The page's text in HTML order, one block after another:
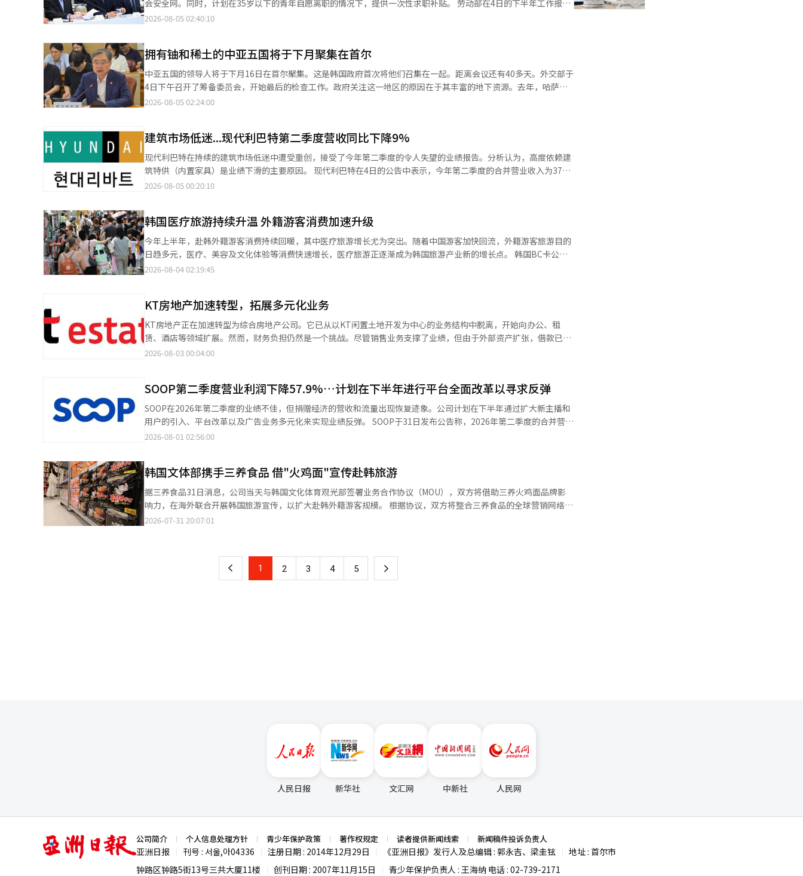
性的词汇进入校园后，它们的政治含义正在被不断淡化，而娱乐属性却不断增强。 不少韩国学生坦言，他们使用这些
词并非出于明确的政治立场，也没有意识到其背后的歧视含义，只是因为“网上都这么说”“玩梗而已”。 也正因如
默和网络文化，逐渐演变为一种日常交流方式。 心理学研究普遍认为，青少年时期正是价值观和社会认知形成的关键
阶段。当带有攻击性的表达长期以“玩梗”“搞笑”“跟风”的形式不断重复时，个体对其中歧视、偏见甚至暴力意
味的敏感度会逐渐下降，最终形成稳定的语言习惯。 对于教师而言，这也是最令人担忧的地方。多位韩国教师表示，
如今连小学低年级学生也开始频繁使用这些网络词汇，而小学阶段形成的语言习惯，很可能一直延续到中学乃至成
年。当学生从未真正理解这些表达为何具有伤害性时，今后即使教师试图纠正，也往往收效有限。 这些仇恨表达究竟
和网络梗，而算法推荐机制又进一步放大了这些内容的传播范围。 对于尚未形成成熟判断能力的未成年人而言，他们
往往难以区分政治讽刺、网络亚文化和恶意攻击之间的界限，而更容易将这些表达视为网络流行文化的一部分进行模
仿和复制。 一项针对教师开展的调查显示，在影响学生使用歧视和仇恨表达的因素中，“网络社区影响”位居首位，
其后依次为同伴影响、媒体传播以及社会环境。这意味着，互联网已经不仅是信息传播平台，更成为青少年语言习惯
和价值观形成的重要场域。 这并非韩国独有的现象。近年来，美国、英国等国家同样发现，TikTok、YouTube、
Meme（网络梗）等形式，以娱乐包装的方式进入青少年的日常生活。 面对这一趋势，韩国教育界普遍认为，学校正
在陷入一种新的治理困境。 不少教师坦言，即便发现学生使用歧视性词汇，也很难开展有效教育。一方面，学生普遍
以“只是开玩笑”“没有恶意”为理由回应；另一方面，涉及历史、政治和社会议题的课堂讨论，又容易引发家长投
诉甚至政治争议，不少教师因此倾向于回避敏感话题。 韩国教师团体公布的调查显示，超过七成教师表示，在面对学
生极端言论时感到“难以有效应对”。这种“知道有问题，却不知道该怎么管”的无力感，令学校在网络文化面前越
历史教育以及媒体素养教育，提高青少年辨别信息、理解公共议题和尊重多元价值的能力。 尽管路径不同，但韩国社
会已经形成一个越来越清晰的共识：校园里的仇恨表达，并不是学校单独能够解决的问题。 近年来，韩国社会长期存
在政治极化、地区矛盾、性别对立以及网络社区情绪化表达不断升级等现象。成年人世界里的对立情绪，正通过互联
网持续向年轻一代扩散。当公共舆论越来越依赖标签化表达和情绪化叙事，青少年也更容易将这种沟通方式带入现实
卷校园。简单封禁某几个词汇，并不能阻止新的网络梗不断出现。真正有效的治理路径，应是提升青少年的媒体素
间的边界。如何在保障表达自由的同时遏制仇恨传播，如何帮助青少年建立独立思考和理性表达能力，将成为韩国教
育乃至整个社会必须面对的一项长期课题。
剧、舞蹈、音乐、传统艺术、多元艺术和文化一般共8个领域。申请者最多可选择两个领域进行申请。候选人将经过
行政审核、按类别审查及艺术家权利侵害情况确认等程序，于10月最终委任。现任候选人因任期结束也需重新申请。
计划改善资格标准，不仅关注经验的时间，还将考虑活动的质量和现场影响力，以广泛扩大审议委员候选人群体。”
※ 本报道经人工智能（AI）系统翻译与编辑。
会安全网。同时，计划在35岁以下的青年自愿离职的情况下，提供一次性求职补贴。 劳动部在4日的下半年工作报告
中，提出了保护劳务提供者、扩大青年和中老年就业、减少工业事故和工资拖欠等核心任务。 劳动部门将于12月前
骚扰救济、假期和福利支持、职业培训和职业管理、解决退休金盲区等问题。 关于劳动者权利的基本法和劳动者推定
制度将作为12月的打包立法推进。计划将目前95万名的就业保险参保艺术家和劳务提供者增加至160万，并将“多元
保障”支持范围从就业保险扩展至工伤和健康保险费。针对特殊劳动者和自由职业者的育儿津贴也计划于明年6月推
出。 青年就业对策也将大力推进。6月的青年就业人数较去年减少了19万7000人，青年就业率连续26个月下降至
43.9%。 劳动部计划在12月修订就业保险法，使35岁以下的青年在一定工作期限后自愿离职时能够获得一次性求职
化的支付标准。 还将新设“K-青年保障”，为首次就业的青年提供职业探索、工作经验、职业培训和就业对接等支
持，建立专门的青年支持体系。 从明年开始，公共部门将扩大2万人，民间部门将扩大4万5000人的工作经验，同时
加强大企业直接运营的K-新政学院。为防止学院毕业生等再次陷入政策盲区，将建立“游乐场”（暂定名），提供咨
询、同龄人社区、政府支持企业的招聘和创业对接。 在工业安全领域，将对过去10年中发生相同类型事故的183家企
业进行密切管理。如果这些企业再次发生重大事故，将实施类似特别监督的高强度监管。 劳动者的工作中止权也将得
并推动修订工业安全卫生法，使劳动者能够向雇主要求工作中止。 从明年1月起，工资分开支付制度将从现有的公共
建筑业扩展到民间建筑和造船业。此举旨在单独支付和确认承包金额中与工资相关的费用，以防止对分包劳动者的工
资拖欠。 金英勋劳动部长表示：“将重点推进包括处于保护盲区的劳务提供者在内的所有劳动者的保护基础设施建
设。”※ 本报道经人工智能（AI）系统翻译与编辑。
2026-08-05 02:40:10
拥有铀和稀土的中亚五国将于下月聚集在首尔
中亚五国的领导人将于下月16日在首尔聚集。这是韩国政府首次将他们召集在一起。距离会议还有40多天。外交部于
4日下午召开了筹备委员会，开始最后的检查工作。政府关注这一地区的原因在于其丰富的地下资源。去年，哈萨克
斯坦开采的铀达25839吨，占全球产量的40%。自2009年以来，该国一直保持全球铀生产的第一位，全球铀资源的
铬的第十大来源国。同时，韩国还从该国进口钒和镍。赵贤外交部部长在当天的会议上表示：“在俄乌战争和中东局
势不稳的背景下，国际秩序和能源供应链的不确定性加剧，中亚作为能源关键矿物的富集地，其战略价值愈加凸显，
因此此次峰会对我们来说非常重要。”她还明确表达了希望：“我们将加强供应链通关监管合作，扩大贸易和投资，
并在能源关键矿物基础设施领域促进互利的实质合作。”外交部希望在9月的会议上取得五项成果，其中之一是资源
合作。其他成果包括峰会的常态化、争取中亚国家对朝鲜半岛问题的支持、在反恐、跨国犯罪、毒品和网络威胁应对
较长的阐述。她表示：“特别是希望支持在中亚约32万的朝鲜人侨民社区，发挥其作为两地桥梁的作用，并在2027
年朝鲜人中亚定居90周年之际，推动重新审视侨民社区的历史贡献。”朝鲜人是19世纪末从滨海边疆区迁移的朝鲜人
的后裔。1937年，斯大林政权将他们装上货运列车，送往哈萨克斯坦和乌兹别克斯坦。在几周内，约17万2000人被
强制迁移，许多人在迁移途中和第一冬季中去世。2027年将是这一事件发生90周年。这些后裔如今在该地区形成了
最大的韩侨社区。这也是外交部将朝鲜人视为外交资产的原因。赵部长表示，还将增加教育、文化、韩语推广、留学
美国、中国、日本、俄罗斯和欧盟等国家进行了高层会晤。赵部长指出：“中亚国家自2018年起就开始定期举行区域
峰会，并与美国、中国、日本、俄罗斯和欧盟等主要国家进行了峰会。此次，我国政府也将以务实外交和外交多元化
为基调，通过此次峰会继承和发展新北方政策，并与中亚建立新的战略伙伴关系。”新北方政策是文在寅政府提出
的，强调与俄罗斯、中亚和蒙古的经济合作必要性。赵部长表示将保留这一名称，并将其与李在明政府的外交多元化
基调结合起来。韩国与中亚国家之间的交流由来已久。韩·中亚合作论坛自2007年起每年举行外交部长级会议。赵部
实际上是为即将于9月16日举行的峰会做最后的准备，剩下的问题将继续在实务层面上挖掘和解决。” 李在明总统在
就任后与五国领导人进行了通话，亲自说明了峰会构想并发出了邀请。去年12月，五国领导人均确认参加。预计将有
600人的代表团，包括各国部长、企业家和记者团前来。自2月第一次筹备委员会会议以来，副部长级高层会议已在首
尔、乌兹别克斯坦和哈萨克斯坦举行了三次。与各国的经济共同委员会、政策协商会和领事协商会也在进行中。民间
咨询委员会为各领域提供了专业支持。仍有待完成的工作。成果项目的协商仍在进行中。 赵部长表示：“各部门应关
2026-08-05 02:24:00
建筑市场低迷...现代利巴特第二季度营收同比下降9%
现代利巴特在持续的建筑市场低迷中遭受重创，接受了今年第二季度的令人失望的业绩报告。分析认为，高度依赖建
筑特供（内置家具）是业绩下滑的主要原因。 现代利巴特在4日的公告中表示，今年第二季度的合并营业收入为3731
亿3300万韩元，同比下降9.0%。同期营业利润为55亿5900万韩元，同比上升9.4%。同期净利润为37亿5400万韩
较于竞争对手，其新建公寓内置家具等“建筑特供”的比例相对较高，这被分析为导致此次业绩下滑幅度加大的原
因。由于建筑公司的公寓供应量急剧减少，B2B（企业间交易）部门的业绩受到较大影响。 现代利巴特表示，将加快
体质改善和业务多元化的步伐。公司计划持续推进以盈利为中心的高效管理，增强内在实力，同时积极参与新住宅整
治项目和B2B新项目的招标，以为营收反弹奠定基础。 现代利巴特相关人士表示：“建筑市场的低迷导致内置家具供
应量减少，从而导致营收下降”，同时表示：“但我们将继续推进高效管理，如有效的成本控制，以维护盈利能
2026-08-05 00:20:10
韩国医疗旅游持续升温 外籍游客消费加速升级
今年上半年，赴韩外籍游客消费持续回暖，其中医疗旅游增长尤为突出。随着中国游客加快回流，外籍游客旅游目的
日趋多元，医疗、美容及文化体验等消费快速增长，医疗旅游正逐渐成为韩国旅游产业新的增长点。 韩国BC卡公司3
日发布的数据显示，今年上半年，赴韩外籍游客银行卡消费金额同比增长53.6%，交易笔数增长40.3%。此次统计基
坡、日本、中国台湾地区和美国等主要客源市场；消费金额同比增长82.7%，增幅位居主要客源市场前列。 与此同
时，外籍游客消费版图正由首尔向地方旅游城市延伸。数据显示，釜山和济州地区银行卡交易笔数分别同比增长
57.9%和63.7%。首尔市内消费也更加分散，按交易笔数计算，中区占比较去年下降2.9个百分点，江南区则上升2.7
个百分点；按消费金额计算，明洞仍是外籍游客消费规模最大的商圈。 从消费结构来看，外籍游客正由传统购物向医
疗、文化体验等高附加值消费转变。今年上半年，医疗行业交易笔数同比增长75.3%，体验及休闲娱乐消费增长
费金额同比增长98%，增幅位居各行业首位；首尔医疗消费金额同比增长91.8%，高于釜山、仁川、京畿道和济州等
地区，全国92.8%的外籍游客医疗消费集中在首尔，首尔作为医疗旅游核心目的地的优势进一步巩固。 值得关注的
是，外籍游客医疗消费需求正从整形手术转向皮肤美容和健康管理。数据显示，皮肤美容消费金额同比增长
109.8%，韩医医疗增长193.1%，药店消费金额更同比激增1176.9%。近三年来，皮肤美容消费占医疗消费总额的比
重由32.6%提升至67.5%，整形外科占比则由46.2%降至21.3%，反映出医疗旅游消费结构持续优化。 BC卡表示，医
融合，医疗旅游有望成为带动韩国旅游产业增长的新引擎。
2026-08-04 02:19:45
KT房地产加速转型，拓展多元化业务
KT房地产正在加速转型为综合房地产公司。它已从以KT闲置土地开发为中心的业务结构中脱离，开始向办公、租
赁、酒店等领域扩展。然而，财务负担仍然是一个挑战。尽管销售业务支撑了业绩，但由于外部资产扩张，借款已超
过1万亿韩元。 根据8月2日金融监督院电子公示系统发布的审计报告，KT房地产去年的销售收入为1419亿韩元，比
而，随着业务扩展，财务负担也在增加。根据合并标准，KT房地产的总借款从2024年的6794亿韩元增加到去年的1
万1960亿韩元。这包括短期借款3236亿韩元、长期借款4193亿韩元和租赁负债4529亿韩元。这一增长被认为是由于
对马曲办公楼的投资以及对成寿和江南办公楼的开发投入了大量资金。 随着业务规模的扩大，成本负担也在加重。根
据合并标准，营业费用从2021年的3030亿韩元增加到2023年的5263亿韩元，去年也达到了5187亿韩元。由于直接
拥有和运营办公楼及酒店等资产的比例增加，人工成本、设施管理费和金融费用等固定成本也随之上升。息税折旧摊
本增长速度更快。 成立于2010年的KT房地产是KT集团的房地产专业公司，主要负责将KT拥有的电话局、通信局和
办公楼等闲置土地开发为住宅和办公楼。原州观设住宅和大田人才开发院地块开发项目是其代表案例，目前大田住宅
项目正在推动业绩增长。 然而，随着核心闲置土地开发的基本完成，增长战略也发生了变化。到2021年，房地产管
理、销售和委托开发部门占总收入的约65%，但最近它正在向办公、租赁住房、酒店、资产运营、房地产流动化和证
券化等领域扩展业务组合。 外部投资也开始加速。KT房地产在收购马曲LeWest City Tower后，正在推动成寿洞和
而，租金上涨受到限制，而人工成本和运营费用却持续增加，这对高盈利能力的提升形成了制约。 酒店业务同样支撑
2026-08-03 00:04:00
SOOP第二季度营业利润下降57.9%…计划在下半年进行平台全面改革以寻求反弹
SOOP在2026年第二季度的业绩不佳，但捐赠经济的营收和流量出现恢复迹象。公司计划在下半年通过扩大新主播和
用户的引入、平台改革以及广告业务多元化来实现业绩反弹。 SOOP于31日发布公告称，2026年第二季度的合并营收
为1038亿韩元，营业利润为126亿韩元，净利润为87亿韩元，分别同比下降11.2%、57.9%和61.1%。各业务部门
（礼物）营收开始反弹，流量也恢复到去年同期水平。然而，由于税务调查带来的一次性费用和为下半年增长进行的
战略投资同时反映在业绩中，导致业绩下降。 SOOP首席执行官李敏元在当天的第二季度业绩发布电话会议上表
示：“我们深刻认识到公司当前面临的情况，既要关注短期业绩变化，也要冷静审视主播和内容生态系统的成长，必
须进行变革。” 他进一步强调：“SOOP长期以来积累的直播竞争力和主播生态系统的基础依然坚固。”公司计划不
仅仅停留在简单的成本削减或短期业绩改善上，而是专注于扩大新主播和用户的引入，提高现有用户的活跃度。 公司
绩。公司计划摆脱以往直接引导主播成长的方式，建立一个主播和用户共同参与的生态系统，使其自我成长。 为此，
公司将引入现有主播直接发掘和培养新主播的制度，并准备基于活动和业绩激励主播的“业绩认证制度”，具体内容
2026-08-01 02:56:00
韩国文体部携手三养食品 借"火鸡面"宣传赴韩旅游
据三养食品31日消息，公司当天与韩国文化体育观光部签署业务合作协议（MOU），双方将借助三养火鸡面品牌影
响力，在海外联合开展韩国旅游宣传，以扩大赴韩外籍游客规模。 根据协议，双方将整合三养食品的全球营销网络与
政府方面的旅游资源，构建面向全球消费者的海外旅游推广模式，推动韩国食品消费热潮向赴韩旅游需求转化。 双方
者扫码即可获取韩国旅游资源及产品特色介绍，并参与相关互动体验活动。 在8月21日至23日于泰国曼谷举行
的“2026韩国文化旅游节（Love Korea）”上，双方将设立体验展区，游客可品尝三养火鸡面，并体验韩国传统文
化和游戏。此外，韩国文化体育观光部与三养食品还将依托双方官方网站及社交媒体平台，持续开展联合宣传，向全
2026-07-31 20:07:01
上 1 2 3 4 5 下
人民日报 新华社 文汇网 中新社 人民网
亚
洲
日
公司简介 个人信息处理方针 青少年保护政策 著作权规定 读者提供新闻线索 新闻稿件投诉负责人
亚洲日报 刊号 : 서울,아04336 注册日期 : 2014年12月29日 《亚洲日报》发行人及总编辑 : 郭永吉、梁圭铉
地址 : 首尔市
钟路区钟路5街13号三共大厦11楼
创刊日期 : 2007年11月15日 青少年保护负责人 : 王海纳 电话 : 02-739-2171